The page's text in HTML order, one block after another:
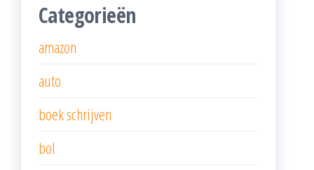
Categorieën
amazon
auto
boek schrijven
bol